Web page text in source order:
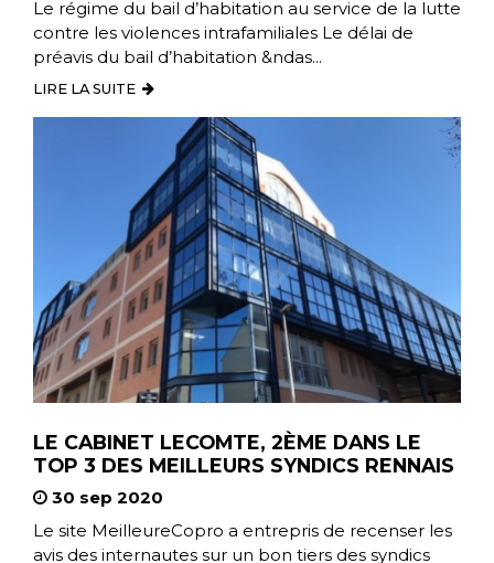
Le régime du bail d’habitation au service de la lutte
contre les violences intrafamiliales Le délai de
préavis du bail d’habitation &ndas...
LIRE LA SUITE
LE CABINET LECOMTE, 2ÈME DANS LE
TOP 3 DES MEILLEURS SYNDICS RENNAIS
30 sep 2020
Le site MeilleureCopro a entrepris de recenser les
avis des internautes sur un bon tiers des syndics